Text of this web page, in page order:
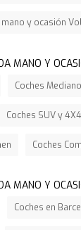
mano y ocasión
MANO Y
Coches
Coches SUV y 4X4
Coches
MANO Y
Coches en